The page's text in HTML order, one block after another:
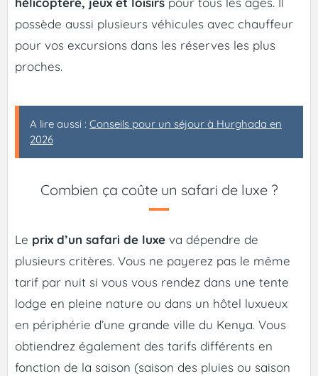
possède aussi plusieurs véhicules avec chauffeur
pour vos excursions dans les réserves les plus
proches.
A lire aussi : Conseils pour un séjour à Hurghada en
2026
Combien ça coûte un safari de luxe ?
Le prix d’un safari de luxe va dépendre de
plusieurs critères. Vous ne payerez pas le même
tarif par nuit si vous vous rendez dans une tente
lodge en pleine nature ou dans un hôtel luxueux
en périphérie d’une grande ville du Kenya. Vous
obtiendrez également des tarifs différents en
fonction de la saison (saison des pluies ou saison